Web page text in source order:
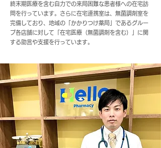
終末期医療を含む自力での来局困難な患者様への在宅訪
問を行っています。さらに在宅連携室は、無菌調剤室を
完備しており、地域の「かかりつけ薬局」であるグルー
プ各店舗に対して「在宅医療（無菌調剤を含む）」に関
する助言や支援を行っています。